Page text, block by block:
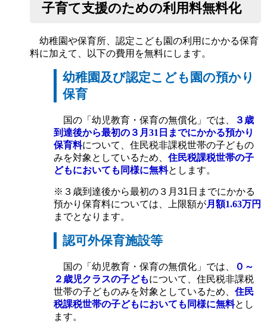
子育て支援のための利用料無料化
幼稚園や保育所、認定こども園の利用にかかる保育
料に加えて、以下の費用を無料にします。
幼稚園及び認定こども園の預かり
保育
国の「幼児教育・保育の無償化」では、
３歳
到達後から最初の３月31日までにかかる預かり
保育料について、住民税非課税世帯の子どもの
みを対象としているため、 住民税課税世帯の子
どもにおいても同様に無料とします。
※３歳到達後から最初の３月31日までにかかる
預かり保育料については、上限額が月額1.63万円
までとなります。
認可外保育施設等
国の「幼児教育・保育の無償化」では、
０～
２歳児クラスの子どもについて、住民税非課税
世帯の子どものみを対象としているため、 住民
税課税世帯の子どもにおいても同様に無料とし
ます。